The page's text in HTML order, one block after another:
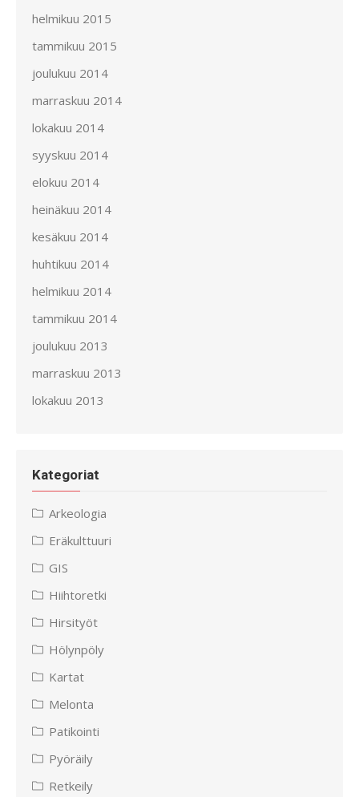
helmikuu 2015
tammikuu 2015
joulukuu 2014
marraskuu 2014
lokakuu 2014
syyskuu 2014
elokuu 2014
heinäkuu 2014
kesäkuu 2014
huhtikuu 2014
helmikuu 2014
tammikuu 2014
joulukuu 2013
marraskuu 2013
lokakuu 2013
Kategoriat
Arkeologia
Eräkulttuuri
GIS
Hiihtoretki
Hirsityöt
Hölynpöly
Kartat
Melonta
Patikointi
Pyöräily
Retkeily